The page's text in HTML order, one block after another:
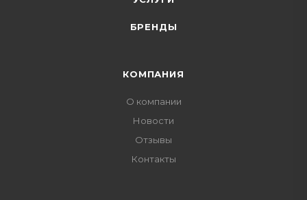
БРЕНДЫ
КОМПАНИЯ
О компании
Новости
Отзывы
Контакты